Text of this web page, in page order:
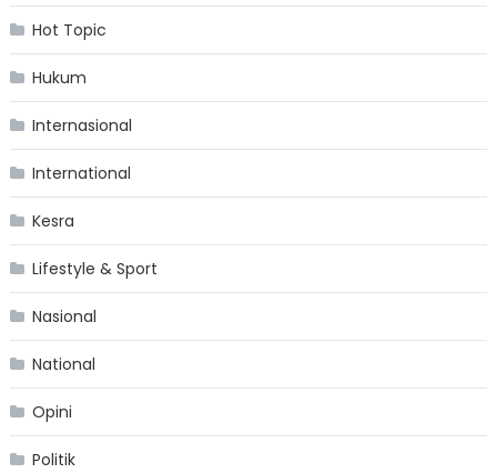
Hot Topic
Hukum
Internasional
International
Kesra
Lifestyle & Sport
Nasional
National
Opini
Politik